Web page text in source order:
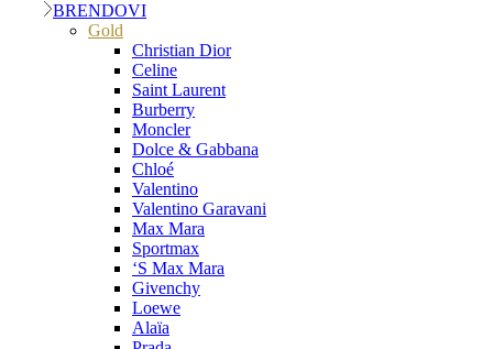
BRENDOVI
Gold
Christian Dior
Celine
Saint Laurent
Burberry
Moncler
Dolce & Gabbana
Chloé
Valentino
Valentino Garavani
Max Mara
Sportmax
‘S Max Mara
Givenchy
Loewe
Alaïa